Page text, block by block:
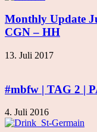
Monthly Update
CGN – HH
13. Juli 2017
#mbfw | TAG 2 |
4. Juli 2016